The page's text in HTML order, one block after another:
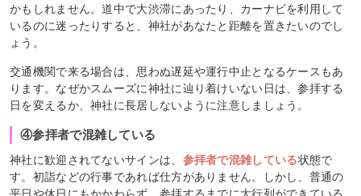
かもしれません。道中で大渋滞にあったり、カーナビを利用して
いるのに迷ったりすると、神社があなたと距離を置きたいのでし
ょう。
交通機関で来る場合は、思わぬ遅延や運行中止となるケースもあ
ります。なぜかスムーズに神社に辿り着けいない日は、参拝する
日を変えるか、神社に長居しないように注意しましょう。
④参拝者で混雑している
神社に歓迎されてないサインは、 参拝者で混雑している状態で
す。初詣などの行事であれば仕方がありません。しかし、普通の